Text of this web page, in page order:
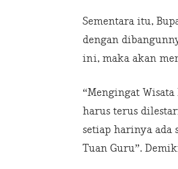
Sementara itu,
dengan
ini, maka akan
“Mengingat
harus terus
setiap harinya ada
Tuan Guru”.